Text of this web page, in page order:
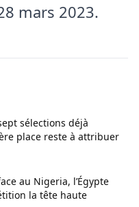
mars 2023.
sélections déjà
place reste à attribuer
au Nigeria, l’Égypte
la tête haute